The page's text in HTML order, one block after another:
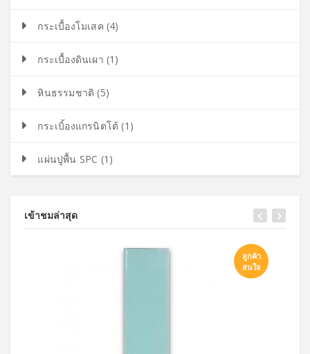
กระเบื้องโมเสค (4)
กระเบื้องดินเผา (1)
หินธรรมชาติ (5)
กระเบิ้องแกรนิตโต้ (1)
แผ่นปูพื้น SPC (1)
เข้าชมล่าสุด
ลูกค้า
สนใจ